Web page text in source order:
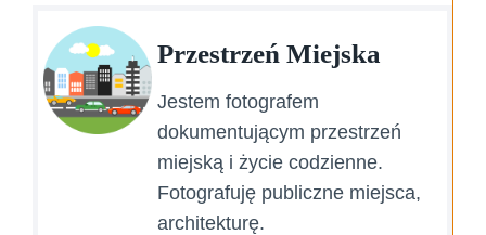
Przestrzeń Miejska
Jestem fotografem
dokumentującym przestrzeń
miejską i życie codzienne.
Fotografuję publiczne miejsca,
architekturę.